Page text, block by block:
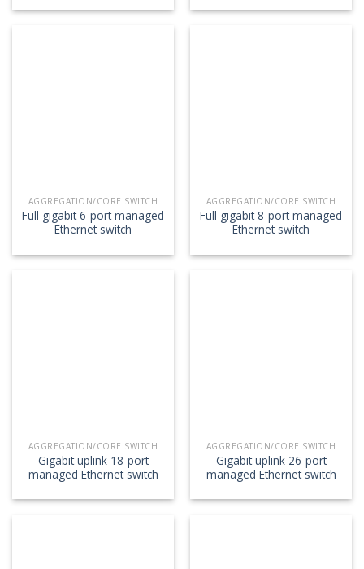
AGGREGATION/CORE SWITCH
Full gigabit 6-port managed
Ethernet switch
AGGREGATION/CORE SWITCH
Full gigabit 8-port managed
Ethernet switch
AGGREGATION/CORE SWITCH
Gigabit uplink 18-port
managed Ethernet switch
AGGREGATION/CORE SWITCH
Gigabit uplink 26-port
managed Ethernet switch